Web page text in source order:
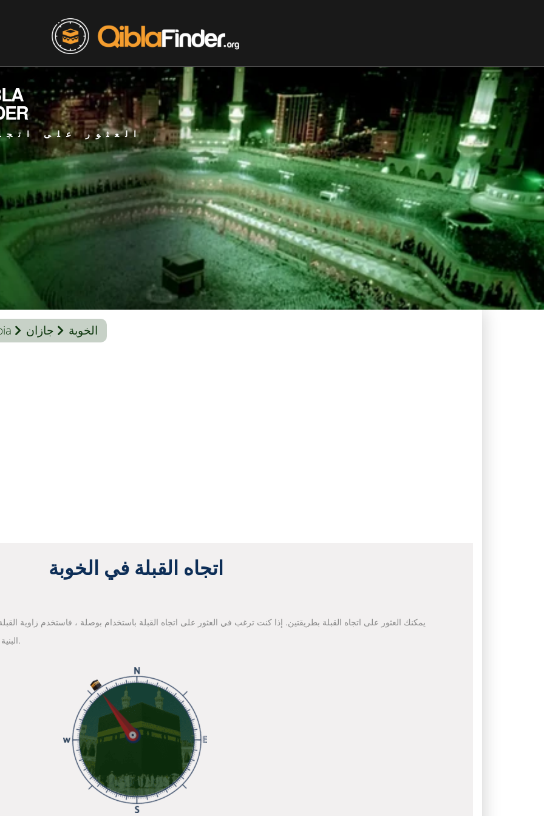
العثور على
جازان الخوبة
اتجاه القبلة في الخوبة
يمكنك العثور على اتجاه القبلة بطريقتين. إذا كنت ترغب في العثور على اتجاه القبلة باستخدام بوصلة ، فاستخدم زاوية
البنية الأساسية لخرائط جوجل للعثور على اتجاه القبلة.